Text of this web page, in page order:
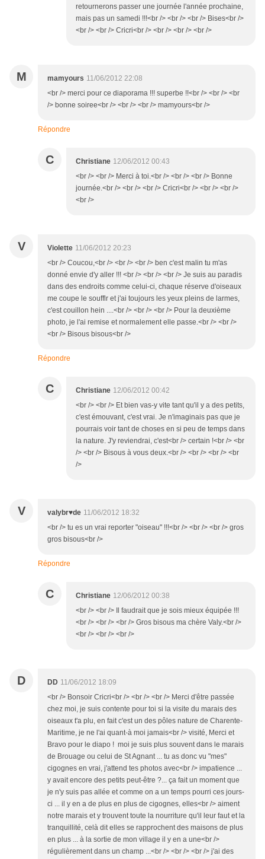
retournerons passer une journée l'année prochaine,
mais pas un samedi !!!<br /> <br /> <br /> Bises<br />
<br /> <br /> Cricri<br /> <br /> <br /> <br />
M mamyours 11/06/2012 22:08
<br /> merci pour ce diaporama !!! superbe !!<br /> <br /> <br
/> bonne soiree<br /> <br /> <br /> mamyours<br />
Répondre
C Christiane 12/06/2012 00:43
<br /> <br /> Merci à toi.<br /> <br /> <br /> Bonne
journée.<br /> <br /> <br /> Cricri<br /> <br /> <br />
<br />
V Violette 11/06/2012 20:23
<br /> Coucou,<br /> <br /> <br /> ben c'est malin tu m'as
donné envie d'y aller !!! <br /> <br /> <br /> Je suis au paradis
dans des endroits comme celui-ci, chaque réserve d'oiseaux
me coupe le soufflr et j'ai toujours les yeux pleins de larmes,
c'est couillon hein ....<br /> <br /> <br /> Pour la deuxième
photo, je l'ai remise et normalement elle passe.<br /> <br />
<br /> Bisous bisous<br />
Répondre
C Christiane 12/06/2012 00:42
<br /> <br /> Et bien vas-y vite tant qu'il y a des petits,
c'est émouvant, c'est vrai. Je n'imaginais pas que je
pourrais voir tant de choses en si peu de temps dans
la nature. J'y reviendrai, c'est<br /> certain !<br /> <br
/> <br /> Bisous à vous deux.<br /> <br /> <br /> <br
/>
V valybr♥de 11/06/2012 18:32
<br /> tu es un vrai reporter "oiseau" !!!<br /> <br /> <br /> gros
gros bisous<br />
Répondre
C Christiane 12/06/2012 00:38
<br /> <br /> Il faudrait que je sois mieux équipée !!!
<br /> <br /> <br /> Gros bisous ma chère Valy.<br />
<br /> <br /> <br />
D DD 11/06/2012 18:09
<br /> Bonsoir Cricri<br /> <br /> <br /> Merci d'être passée
chez moi, je suis contente pour toi si la visite du marais des
oiseaux t'a plu, en fait c'est un des pôles nature de Charente-
Maritime, je ne l'ai quant-à moi jamais<br /> visité, Merci et
Bravo pour le diapo ! moi je suis plus souvent dans le marais
de Brouage ou celui de St Agnant ... tu as donc vu "mes"
cigognes en vrai, j'attend tes photos avec<br /> impatience ...
y avait encore des petits peut-être ?... ça fait un moment que
je n'y suis pas allée et comme on a un temps pourri ces jours-
ci ... il y en a de plus en plus de cigognes, elles<br /> aiment
notre marais et y trouvent toute la nourriture qu'il leur faut et la
tranquillité, celà dit elles se rapprochent des maisons de plus
en plus ... à la sortie de mon village il y en a une<br />
régulièrement dans un champ ...<br /> <br /> <br /> j'ai des